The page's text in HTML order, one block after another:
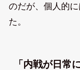
のだが、個人的
た。
「内戦が日常